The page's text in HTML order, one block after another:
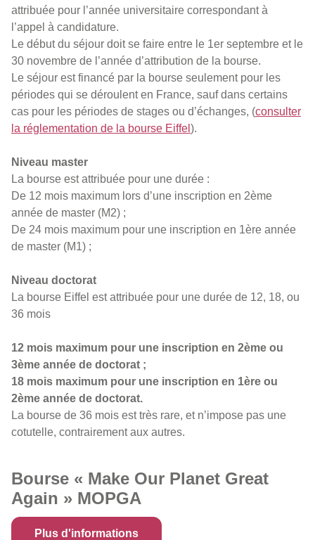
attribuée pour l’année universitaire correspondant à
l’appel à candidature.
Le début du séjour doit se faire entre le 1er septembre et le
30 novembre de l’année d’attribution de la bourse.
Le séjour est financé par la bourse seulement pour les
périodes qui se déroulent en France, sauf dans certains
cas pour les périodes de stages ou d’échanges, (consulter
la réglementation de la bourse Eiffel ).
Niveau master
La bourse est attribuée pour une durée :
De 12 mois maximum lors d’une inscription en 2ème
année de master (M2) ;
De 24 mois maximum pour une inscription en 1ère année
de master (M1) ;
Niveau doctorat
La bourse Eiffel est attribuée pour une durée de 12, 18, ou
36 mois
12 mois maximum pour une inscription en 2ème ou
3ème année de doctorat ;
18 mois maximum pour une inscription en 1ère ou
2ème année de doctorat.
La bourse de 36 mois est très rare, et n’impose pas une
cotutelle, contrairement aux autres.
Bourse « Make Our Planet Great
Again » MOPGA
Plus d'informations